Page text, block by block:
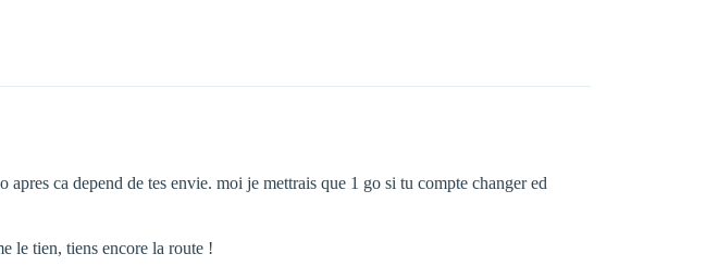
ca depend de tes envie. moi je mettrais que 1 go si tu compte changer ed
le tien, tiens encore la route !